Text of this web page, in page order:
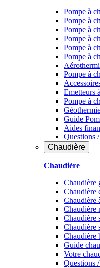
Pompe à
Pompe à
Pompe à
Pompe à
Pompe à
Pompe à
Pompe à
Emetteurs
Pompe à
Géothermie
Guide
Aides
Questions
Chaudière
Chaudière
Chaudière
Chaudière
Chaudière
Chaudière
Chaudière
Chaudière
Chaudière
Guide
Votre
Questions